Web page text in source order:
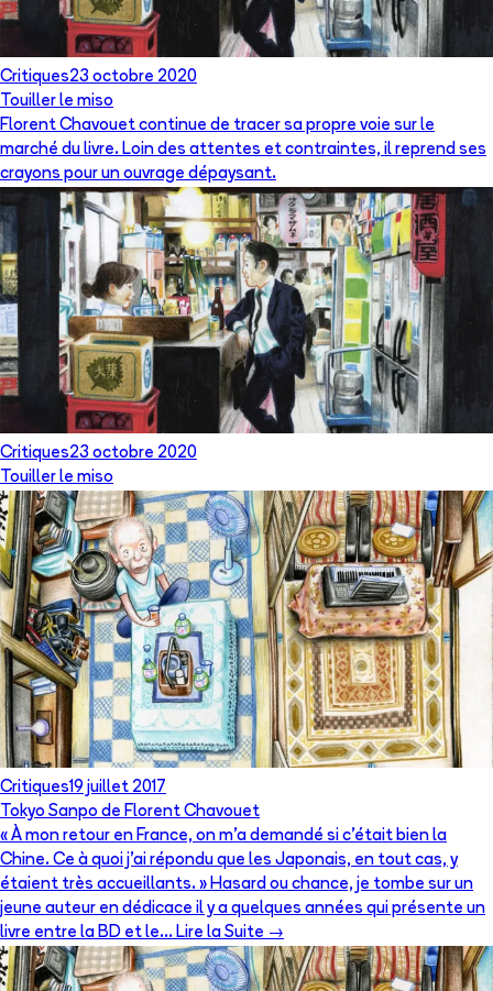
Critiques23 octobre 2020
Touiller le miso
Florent Chavouet continue de tracer sa propre voie sur le
marché du livre. Loin des attentes et contraintes, il reprend ses
crayons pour un ouvrage dépaysant.
Critiques23 octobre 2020
Touiller le miso
Critiques19 juillet 2017
Tokyo Sanpo de Florent Chavouet
« À mon retour en France, on m’a demandé si c’était bien la
Chine. Ce à quoi j’ai répondu que les Japonais, en tout cas, y
étaient très accueillants. » Hasard ou chance, je tombe sur un
jeune auteur en dédicace il y a quelques années qui présente un
livre entre la BD et le… Lire la Suite →